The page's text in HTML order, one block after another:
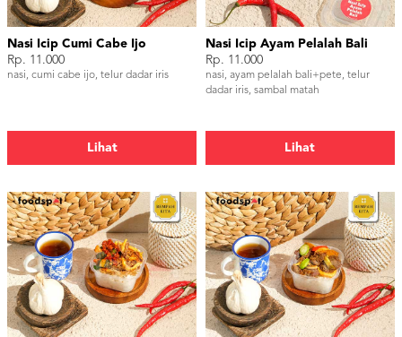
Nasi Icip Cumi Cabe Ijo
Rp. 11.000
nasi, cumi cabe ijo, telur dadar iris
Lihat
Nasi Icip Ayam Pelalah Bali
Rp. 11.000
nasi, ayam pelalah bali+pete, telur
dadar iris, sambal matah
Lihat